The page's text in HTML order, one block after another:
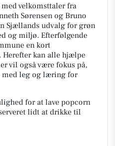
velkomsttaler fra
Sørensen og Bruno
Sjællands udvalg for grøn
og miljø. Efterfølgende
en kort
kan alle hjælpe
vil også være fokus på,
med leg og læring for
for at lave popcorn
lidt at drikke til